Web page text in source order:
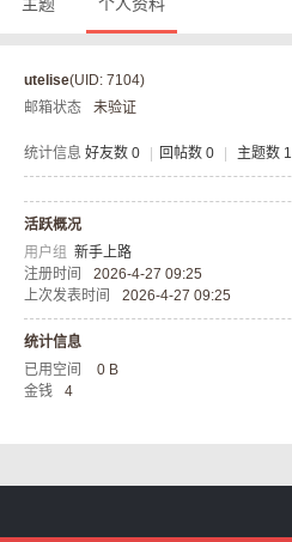
服
utelise(UID: 7104)
邮箱状态
未验证
统计信息 好友数 0 回帖数 0 主题数 1
活跃概况
用户组 新手上路
注册时间
2026-4-27 09:25
上次发表时间
2026-4-27 09:25
统计信息
已用空间
0 B
金钱
4